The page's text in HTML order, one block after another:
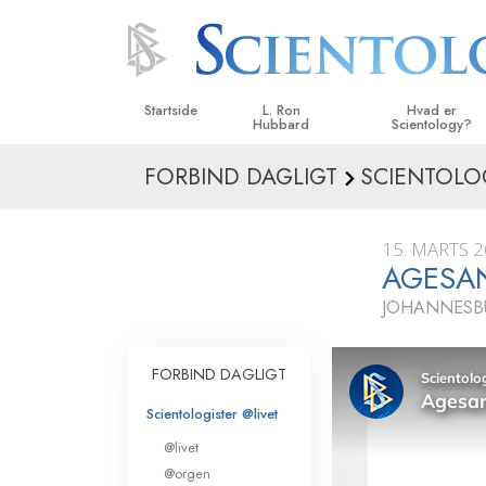
Startside L. Ron
Hubbard
Hvad er
Scientology?
Anskuelser og
Hvad scientologer
om Scientology
Mød en scientolog
Indenfor i en Kirke
De
i Scientology
FORBIND DAGLIGT
15. MARTS
FORBIND DAGLIGT
Scientologister @livet
@livet
@orgen